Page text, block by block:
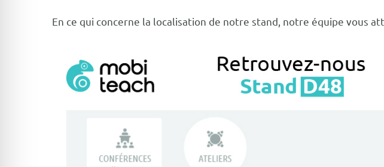
En ce qui concerne la localisation de notre stand, notre équipe vous